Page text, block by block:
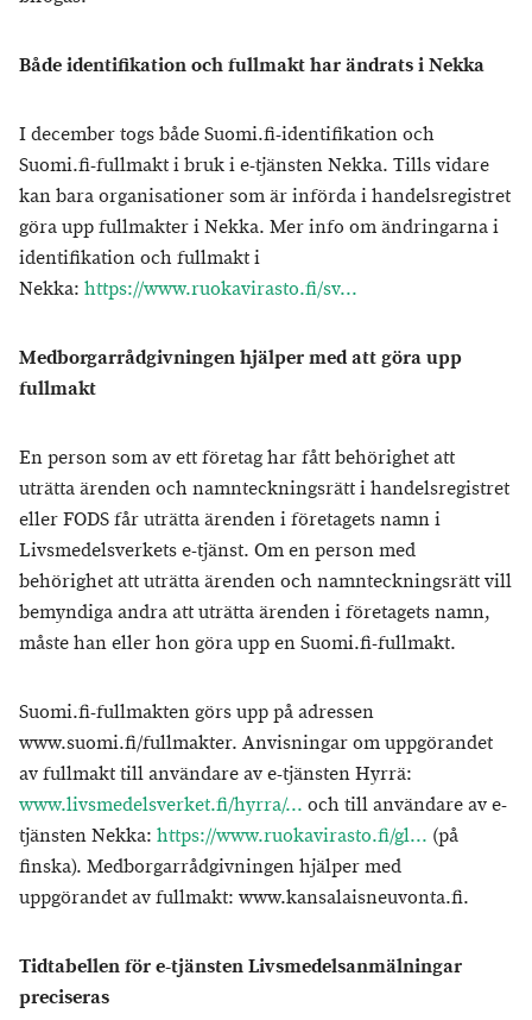
Både identifikation och fullmakt har ändrats i Nekka
I december togs både Suomi.fi-identifikation och
Suomi.fi-fullmakt i bruk i e-tjänsten Nekka. Tills vidare
kan bara organisationer som är införda i handelsregistret
göra upp fullmakter i Nekka. Mer info om ändringarna i
identifikation och fullmakt i
Nekka: https://www.ruokavirasto.fi/sv...
Medborgarrådgivningen hjälper med att göra upp
fullmakt
En person som av ett företag har fått behörighet att
uträtta ärenden och namnteckningsrätt i handelsregistret
eller FODS får uträtta ärenden i företagets namn i
Livsmedelsverkets e-tjänst. Om en person med
behörighet att uträtta ärenden och namnteckningsrätt vill
bemyndiga andra att uträtta ärenden i företagets namn,
måste han eller hon göra upp en Suomi.fi-fullmakt.
Suomi.fi-fullmakten görs upp på adressen
www.suomi.fi/fullmakter. Anvisningar om uppgörandet
av fullmakt till användare av e-tjänsten Hyrrä:
www.livsmedelsverket.fi/hyrra/... och till användare av e-
tjänsten Nekka: https://www.ruokavirasto.fi/gl... (på
finska). Medborgarrådgivningen hjälper med
uppgörandet av fullmakt: www.kansalaisneuvonta.fi.
Tidtabellen för e-tjänsten Livsmedelsanmälningar
preciseras